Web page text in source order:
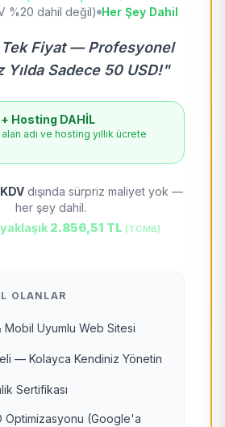
%20 dahil değil) Her Şey Dahil
Tek Fiyat — Profesyonel
Yılda Sadece 50 USD!"
+ Hosting DAHİL
adı ve hosting yıllık ücrete
dışında sürpriz maliyet yok —
her şey dahil.
2.856,51 TL (TCMB)
OLANLAR
Mobil Uyumlu Web Sitesi
— Kolayca Kendiniz Yönetin
Sertifikası
Optimizasyonu (Google'a